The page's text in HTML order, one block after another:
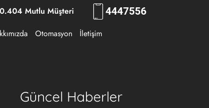
Mutlu Müşteri 4447556
Otomasyon İletişim
Güncel Haberler